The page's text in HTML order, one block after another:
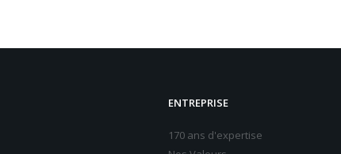
ENTREPRISE
170 ans d'expertise